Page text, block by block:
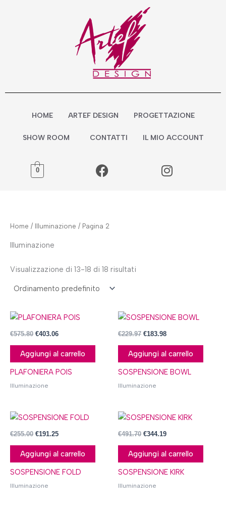
HOME ARTEF DESIGN PROGETTAZIONE
SHOW ROOM CONTATTI IL MIO ACCOUNT
0
Home / Illuminazione / Pagina 2
Illuminazione
Visualizzazione di 13-18 di 18 risultati
€575.80 €403.06
Aggiungi al carrello
PLAFONIERA POIS
Illuminazione
€229.97 €183.98
Aggiungi al carrello
SOSPENSIONE BOWL
Illuminazione
€255.00 €191.25
Aggiungi al carrello
SOSPENSIONE FOLD
Illuminazione
€491.70 €344.19
Aggiungi al carrello
SOSPENSIONE KIRK
Illuminazione